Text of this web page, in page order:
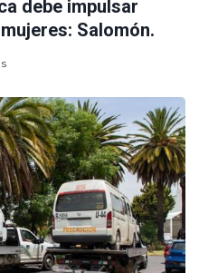
debe impulsar
Salomón.